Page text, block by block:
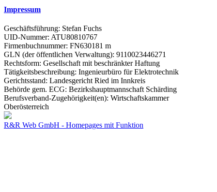
Impressum
Geschäftsführung: Stefan Fuchs
UID-Nummer: ATU80810767
Firmenbuchnummer: FN630181 m
GLN (der öffentlichen Verwaltung): 9110023446271
Rechtsform: Gesellschaft mit beschränkter Haftung
Tätigkeitsbeschreibung: Ingenieurbüro für Elektrotechnik
Gerichtsstand: Landesgericht Ried im Innkreis
Behörde gem. ECG: Bezirkshauptmannschaft Schärding
Berufsverband-Zugehörigkeit(en): Wirtschaftskammer
Oberösterreich
R&R Web GmbH - Homepages mit Funktion